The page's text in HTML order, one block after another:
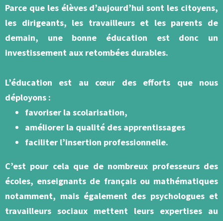
Parce que les élèves d’aujourd’hui sont les citoyens,
les dirigeants, les travailleurs et les parents de
demain, une bonne éducation est donc un
investissement aux retombées durables.
L’éducation est au cœur des efforts que nous
déployons :
favoriser la scolarisation,
améliorer la qualité des apprentissages
faciliter l’insertion professionnelle.
C’est pour cela que de nombreux professeurs des
écoles, enseignants de français ou mathématiques
notamment, mais également des psychologues et
travailleurs sociaux mettent leurs expertises au